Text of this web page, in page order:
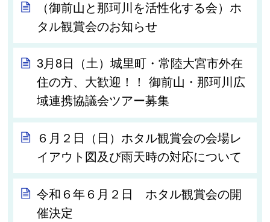
（御前山と那珂川を活性化する会）ホ
タル観賞会のお知らせ
3月8日（土）城里町・常陸大宮市外在
住の方、大歓迎！！ 御前山・那珂川広
域連携協議会ツアー募集
６月２日（日）ホタル観賞会の会場レ
イアウト図及び雨天時の対応について
令和６年６月２日 ホタル観賞会の開
催決定